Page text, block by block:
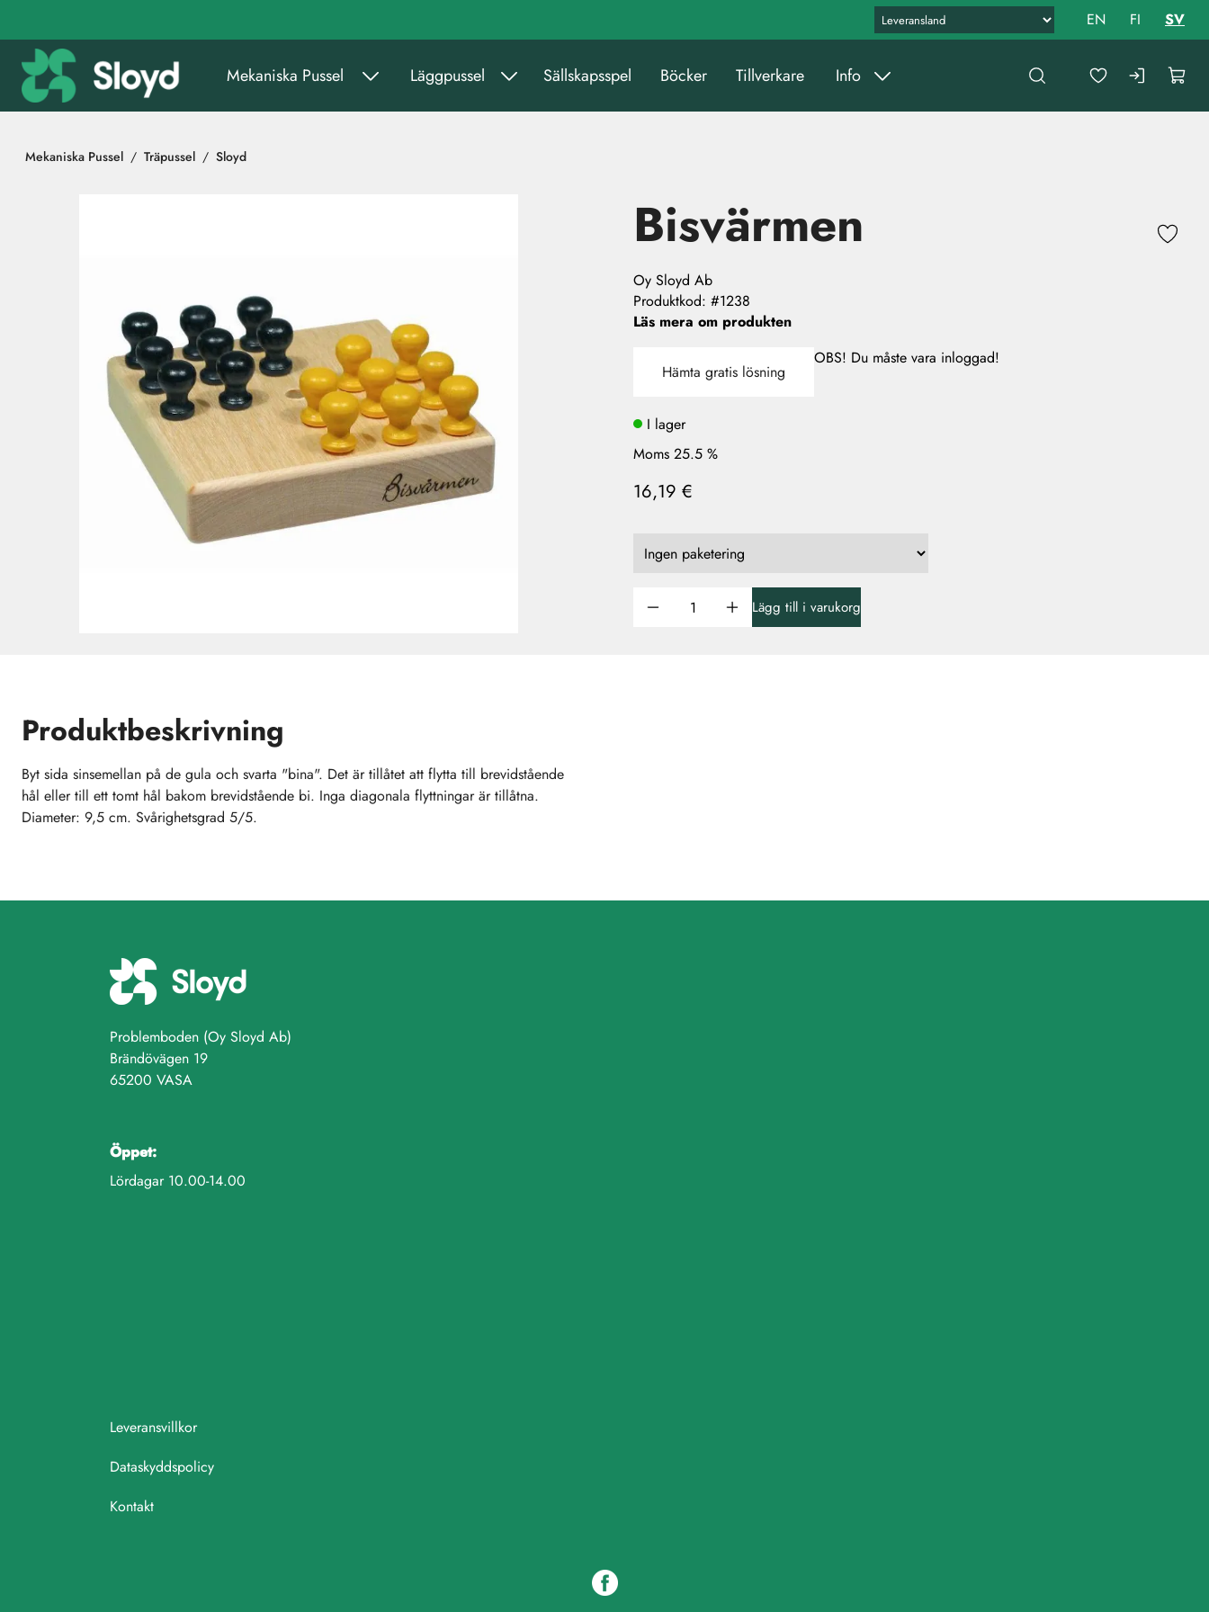
Mekaniska Pussel Läggpussel Sällskapsspel Böcker Tillverkare Info
EN FI SV
Mekaniska Pussel Träpussel Sloyd
Bisvärmen
Oy Sloyd Ab
Produktkod: #1238
Läs mera om produkten
Hämta gratis lösning
OBS! Du måste vara inloggad!
I lager
Moms 25.5 %
16,19 €
Lägg till i varukorg
Produktbeskrivning
Byt sida sinsemellan på de gula och svarta "bina". Det är tillåtet att flytta till brevidstående
hål eller till ett tomt hål bakom brevidstående bi. Inga diagonala flyttningar är tillåtna.
Diameter: 9,5 cm. Svårighetsgrad 5/5.
Problemboden (Oy Sloyd Ab)
Brändövägen 19
65200 VASA
Öppet:
Lördagar 10.00-14.00
Leveransvillkor
Dataskyddspolicy
Kontakt